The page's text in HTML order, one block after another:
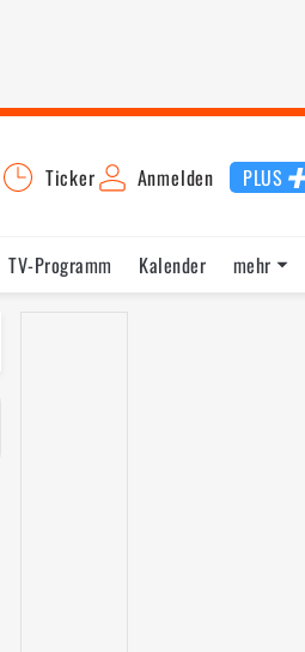
Ticker Anmelden PLUS
TV-Programm
Kalender
mehr